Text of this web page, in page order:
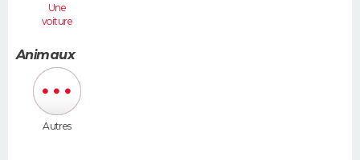
Une
voiture
(Megane,
307...)
Animaux
Autres